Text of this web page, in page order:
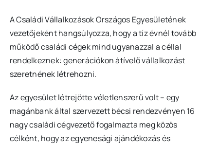
A Családi Vállalkozások Országos Egyesületének
vezetőjeként hangsúlyozza, hogy a tíz évnél tovább
működő családi cégek mind ugyanazzal a céllal
rendelkeznek: generációkon átívelő vállalkozást
szeretnének létrehozni.
Az egyesület létrejötte véletlenszerű volt – egy
magánbank által szervezett bécsi rendezvényen 16
nagy családi cégvezető fogalmazta meg közös
célként, hogy az egyenesági ajándékozás és